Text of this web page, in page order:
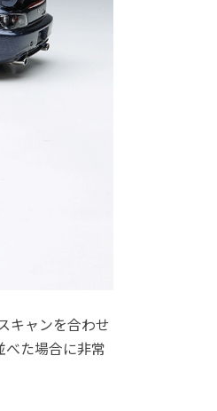
キャンを合わせ
べた場合に非常